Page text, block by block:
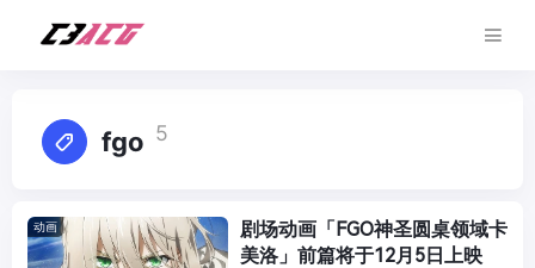
fgo 5
动画
剧场动画「FGO神圣圆桌领域卡
美洛」前篇将于12月5日上映